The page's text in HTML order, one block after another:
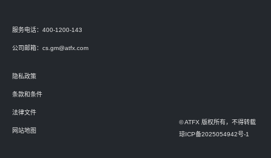
服务电话：400-1200-143
公司邮箱： cs.gm@atfx.com
隐私政策
条款和条件
法律文件
网站地图
© ATFX 版权所有，不得转载
琼ICP备2025054942号-1